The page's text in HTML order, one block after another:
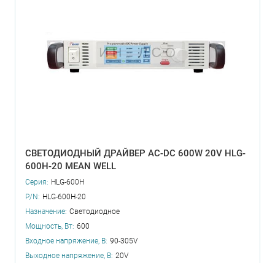
СВЕТОДИОДНЫЙ ДРАЙВЕР AC-DC 600W 20V HLG-
600H-20 MEAN WELL
Серия: HLG-600H
P/N: HLG-600H-20
Назначение: Светодиодное
Мощность, Вт: 600
Входное напряжение, В: 90-305V
Выходное напряжение, В: 20V